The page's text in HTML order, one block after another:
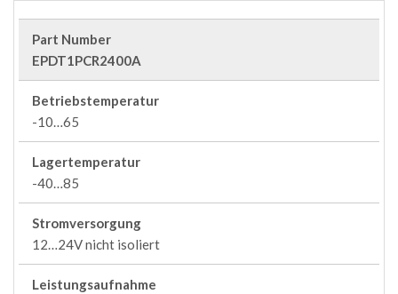
Part Number
EPDT1PCR2400A
Betriebstemperatur
-10…65
Lagertemperatur
-40…85
Stromversorgung
12…24V nicht isoliert
Leistungsaufnahme